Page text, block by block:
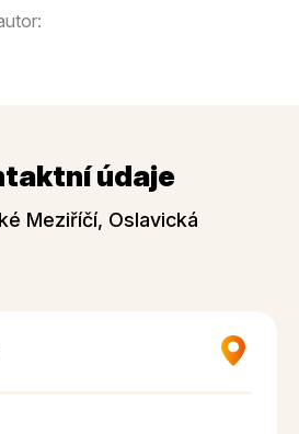
údaje
Meziříčí, Oslavická